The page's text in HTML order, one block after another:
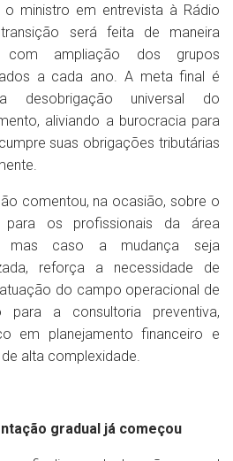
o ministro em entrevista à Rádio
será feita de maneira
com ampliação dos grupos
a cada ano. A meta final é
desobrigação universal do
aliviando a burocracia para
suas obrigações tributárias
comentou, na ocasião, sobre o
para os profissionais da área
mas caso a mudança seja
reforça a necessidade de
do campo operacional de
para a consultoria preventiva,
em planejamento financeiro e
alta complexidade.
gradual já começou